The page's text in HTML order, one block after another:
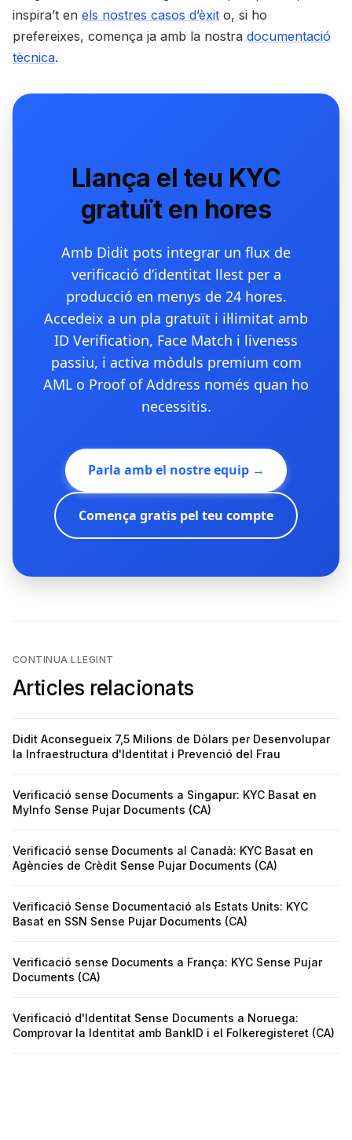
inspira’t en els nostres casos d’èxit o, si ho
prefereixes, comença ja amb la nostra documentació
tècnica.
Llança el teu KYC
gratuït en hores
Amb Didit pots integrar un flux de
verificació d’identitat llest per a
producció en menys de 24 hores.
Accedeix a un pla gratuït i il·limitat amb
ID Verification, Face Match i liveness
passiu, i activa mòduls premium com
AML o Proof of Address només quan ho
necessitis.
Parla amb el nostre equip →
Comença gratis pel teu compte
CONTINUA LLEGINT
Articles relacionats
Didit Aconsegueix 7,5 Milions de Dòlars per Desenvolupar
la Infraestructura d'Identitat i Prevenció del Frau
Verificació sense Documents a Singapur: KYC Basat en
MyInfo Sense Pujar Documents (CA)
Verificació sense Documents al Canadà: KYC Basat en
Agències de Crèdit Sense Pujar Documents (CA)
Verificació Sense Documentació als Estats Units: KYC
Basat en SSN Sense Pujar Documents (CA)
Verificació sense Documents a França: KYC Sense Pujar
Documents (CA)
Verificació d'Identitat Sense Documents a Noruega:
Comprovar la Identitat amb BankID i el Folkeregisteret (CA)